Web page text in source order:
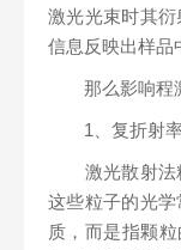
激光光束时其
信息反映出样品
那么影响程激
1、复折射
激光散射法粒
这些粒子的光
质，而是指颗粒